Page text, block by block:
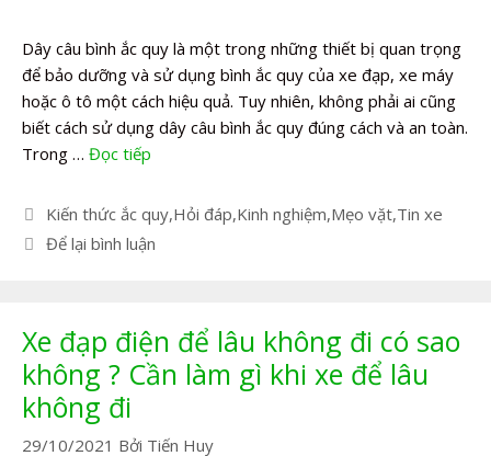
Dây câu bình ắc quy là một trong những thiết bị quan trọng
để bảo dưỡng và sử dụng bình ắc quy của xe đạp, xe máy
hoặc ô tô một cách hiệu quả. Tuy nhiên, không phải ai cũng
biết cách sử dụng dây câu bình ắc quy đúng cách và an toàn.
Trong … Đọc tiếp
Danh
mục
Kiến thức ắc quy,Hỏi đáp,Kinh nghiệm,Mẹo vặt,Tin xe
Để lại bình luận
Xe đạp điện để lâu không đi có sao
không ? Cần làm gì khi xe để lâu
không đi
29/10/2021 Bởi Tiến Huy